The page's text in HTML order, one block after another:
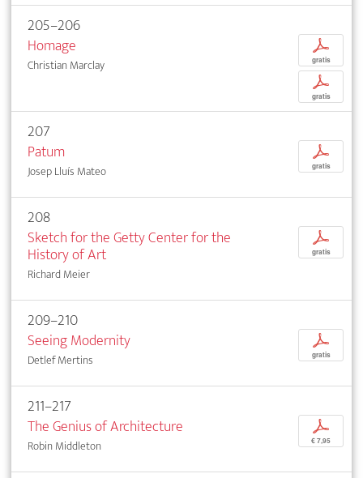
205–206
Homage
Christian Marclay
p
gratis
p
gratis
207
Patum
Josep Lluís Mateo
p
gratis
208
Sketch for the Getty Center for the
History of Art
Richard Meier
p
gratis
209–210
Seeing Modernity
Detlef Mertins
p
gratis
211–217
The Genius of Architecture
Robin Middleton
p
€ 7,95